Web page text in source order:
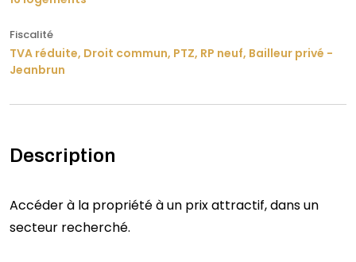
Fiscalité
TVA réduite, Droit commun, PTZ, RP neuf, Bailleur privé -
Jeanbrun
Description
Accéder à la propriété à un prix attractif, dans un
secteur recherché.